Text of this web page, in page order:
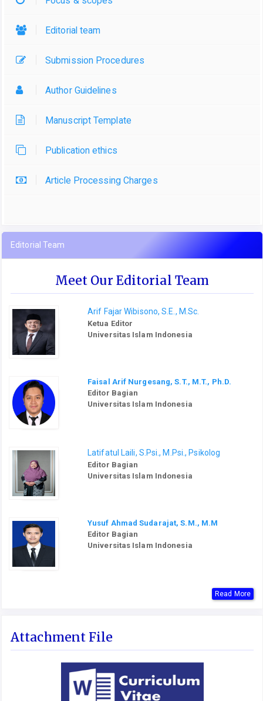
Editorial team
Submission Procedures
Author Guidelines
Manuscript Template
Publication ethics
Article Processing Charges
Editorial Team
Meet Our Editorial Team
Arif Fajar Wibisono, S.E., M.Sc.
Ketua Editor
Universitas Islam Indonesia
Faisal Arif Nurgesang, S.T., M.T., Ph.D.
Editor Bagian
Universitas Islam Indonesia
Latifatul Laili, S.Psi., M.Psi., Psikolog
Editor Bagian
Universitas Islam Indonesia
Yusuf Ahmad Sudarajat, S.M., M.M
Editor Bagian
Universitas Islam Indonesia
Read More
Attachment File